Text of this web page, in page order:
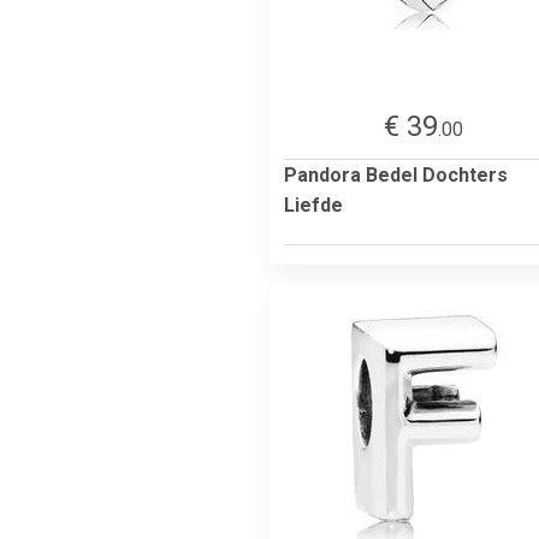
€ 39.00
Pandora Bedel Dochters
Liefde